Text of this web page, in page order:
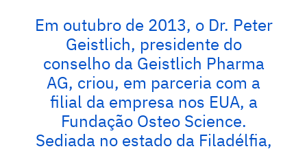
Em outubro de 2013, o Dr. Peter
Geistlich, presidente do
conselho da Geistlich Pharma
AG, criou, em parceria com a
filial da empresa nos EUA, a
Fundação Osteo Science.
Sediada no estado da Filadélfia,